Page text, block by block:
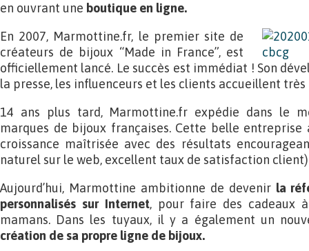
en ouvrant une boutique en ligne.
En 2007, Marmottine.fr, le premier site de
créateurs de bijoux “Made in France”, est
officiellement lancé. Le succès est immédiat ! Son
la presse, les influenceurs et les clients accueillent
14 ans plus tard, Marmottine.fr expédie dans le
marques de bijoux françaises. Cette belle
croissance maîtrisée avec des résultats
naturel sur le web, excellent taux de satisfaction
Aujourd’hui, Marmottine ambitionne de devenir la
personnalisés sur Internet, pour faire des cadeaux
mamans. Dans les tuyaux, il y a également un
création de sa propre ligne de bijoux.